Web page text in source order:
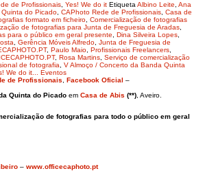
de Profissionais Yes! We do it Etiqueta Albino Leite Ana
do Picado CAPhoto Rede de Profissionais Casa de
formato em ficheiro Comercialização de fotografias
de fotografias para Junta de Freguesia de Aradas
para o público em geral presente
Dina Silveira Lopes
Gerência Móveis Alfredo Junta de Freguesia de
, Paulo Maio Profissionais Freelancers
, Rosa Martins Serviço de comercialização
de fotografia
V Almoço / Concerto da Banda Quinta
We do it... Eventos
de Profissionais Facebook Oficial –
Quinta do Picado em Casa de Abis (**) , Aveiro.
de fotografias para todo o público em geral
– www.officecaphoto.pt